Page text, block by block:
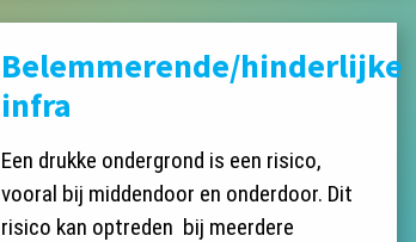
Belemmerende/hinderlijke
infra
Een drukke ondergrond is een risico,
vooral bij middendoor en onderdoor. Dit
risico kan optreden bij meerdere